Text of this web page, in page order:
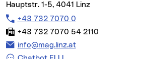
Hauptstr. 1-5, 4041 Linz
Telefon:
+43 732 7070 0
Fax:
+43 732 7070 54 2110
E-Mail Adresse:
info@mag.linz.at